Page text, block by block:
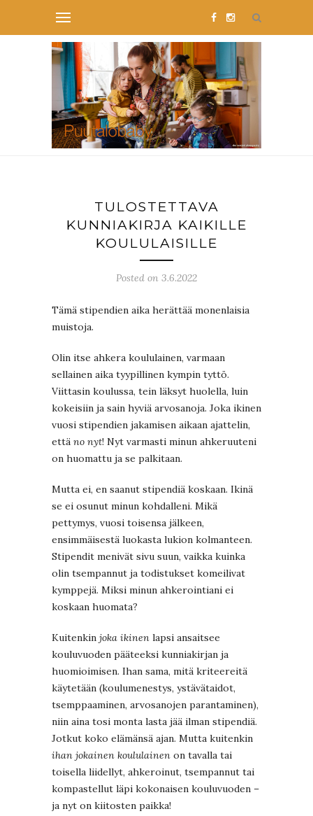
TULOSTETTAVA
KUNNIAKIRJA KAIKILLE
KOULULAISILLE
Posted on 3.6.2022
Tämä stipendien aika herättää monenlaisia
muistoja.
Olin itse ahkera koululainen, varmaan
sellainen aika tyypillinen kympin tyttö.
Viittasin koulussa, tein läksyt huolella, luin
kokeisiin ja sain hyviä arvosanoja. Joka ikinen
vuosi stipendien jakamisen aikaan ajattelin,
että no nyt! Nyt varmasti minun ahkeruuteni
on huomattu ja se palkitaan.
Mutta ei, en saanut stipendiä koskaan. Ikinä
se ei osunut minun kohdalleni. Mikä
pettymys, vuosi toisensa jälkeen,
ensimmäisestä luokasta lukion kolmanteen.
Stipendit menivät sivu suun, vaikka kuinka
olin tsempannut ja todistukset komeilivat
kymppejä. Miksi minun ahkerointiani ei
koskaan huomata?
Kuitenkin joka ikinen lapsi ansaitsee
kouluvuoden pääteeksi kunniakirjan ja
huomioimisen. Ihan sama, mitä kriteereitä
käytetään (koulumenestys, ystävätaidot,
tsemppaaminen, arvosanojen parantaminen),
niin aina tosi monta lasta jää ilman stipendiä.
Jotkut koko elämänsä ajan. Mutta kuitenkin
ihan jokainen koululainen on tavalla tai
toisella liidellyt, ahkeroinut, tsempannut tai
kompastellut läpi kokonaisen kouluvuoden –
ja nyt on kiitosten paikka!